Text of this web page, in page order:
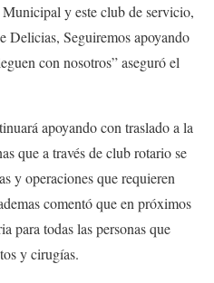
y este club de servicio,
Delicias, Seguiremos apoyando
con nosotros” aseguró el
apoyando con traslado a la
que a través de club rotario se
y operaciones que requieren
comentó que en próximos
para todas las personas que
y cirugías.